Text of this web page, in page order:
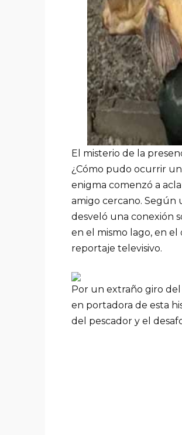
El misterio de la
¿Cómo pudo ocurrir
enigma comenzó a
amigo cercano. Según
desveló una conexión
en el mismo lago, en
reportaje televisivo.
Por un extraño giro
en portadora de esta
del pescador y el